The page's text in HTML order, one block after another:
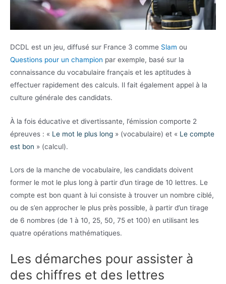
DCDL est un jeu, diffusé sur France 3 comme Slam ou
Questions pour un champion par exemple, basé sur la
connaissance du vocabulaire français et les aptitudes à
effectuer rapidement des calculs. Il fait également appel à la
culture générale des candidats.
À la fois éducative et divertissante, l’émission comporte 2
épreuves : « Le mot le plus long » (vocabulaire) et « Le compte
est bon » (calcul).
Lors de la manche de vocabulaire, les candidats doivent
former le mot le plus long à partir d’un tirage de 10 lettres. Le
compte est bon quant à lui consiste à trouver un nombre ciblé,
ou de s’en approcher le plus près possible, à partir d’un tirage
de 6 nombres (de 1 à 10, 25, 50, 75 et 100) en utilisant les
quatre opérations mathématiques.
Les démarches pour assister à
des chiffres et des lettres